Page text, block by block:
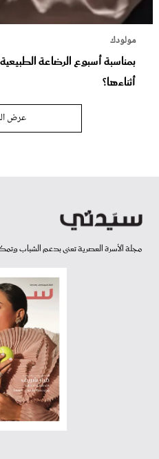
مولودك
بمناسبة أسبوع الرضاعة
أثناءها؟
عرض
مجلة الأسرة العصرية تعنى بدعم الشباب